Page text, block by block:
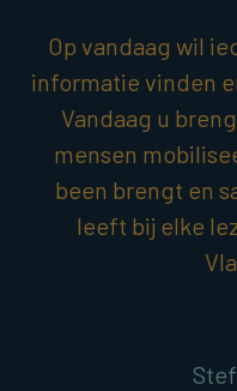
Op vandaag wil
informatie vinden
Vandaag u
mensen
been brengt en
leeft bij elke